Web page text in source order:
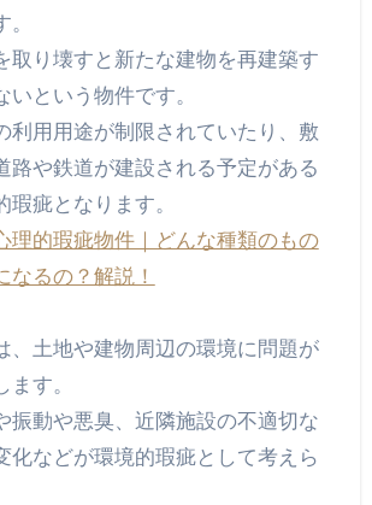
取り壊すと新たな建物を再建築す
いという物件です。
利用用途が制限されていたり、敷
路や鉄道が建設される予定がある
疵となります。
理的瑕疵物件｜どんな種類のもの
なるの？解説！
、土地や建物周辺の環境に問題が
す。
振動や悪臭、近隣施設の不適切な
化などが環境的瑕疵として考えら